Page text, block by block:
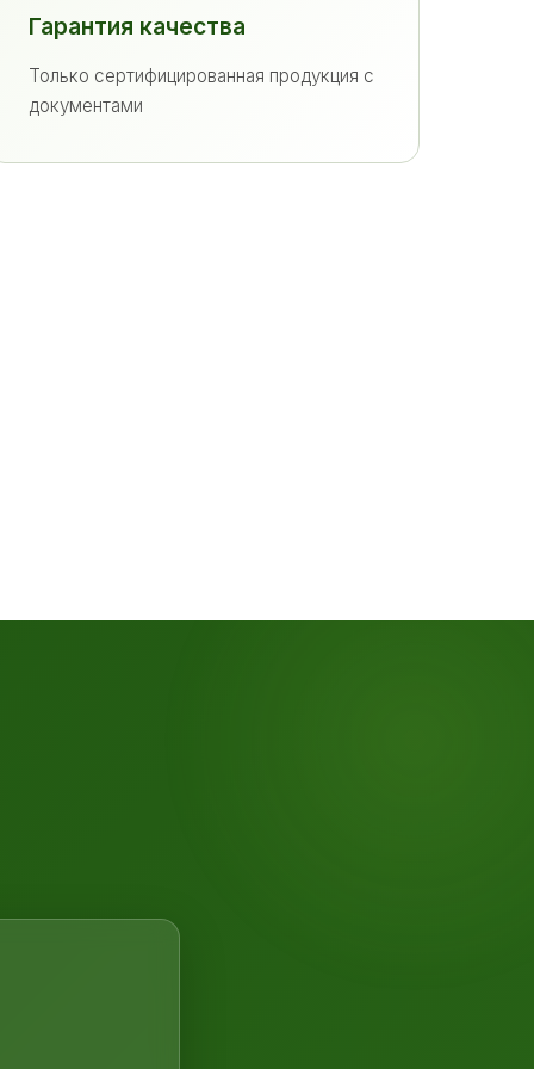
Гарантия качества
Только сертифицированная продукция с
документами